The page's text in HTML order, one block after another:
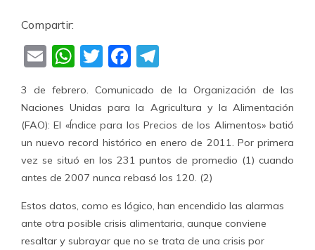
Compartir:
EmailWhatsApp
TwitterFacebook
3 de febrero. Comunicado de la Organización de las
Naciones Unidas para la Agricultura y la Alimentación
(FAO): El «Índice para los Precios de los Alimentos» batió
un nuevo record histórico en enero de 2011. Por primera
vez se situó en los 231 puntos de promedio (1) cuando
antes de 2007 nunca rebasó los 120. (2)
Estos datos, como es lógico, han encendido las alarmas
ante otra posible crisis alimentaria, aunque conviene
resaltar y subrayar que no se trata de una crisis por